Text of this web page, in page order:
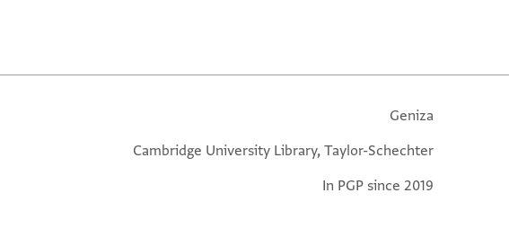
Geniza
Cambridge University Library, Taylor-Schechter
In PGP since 2019